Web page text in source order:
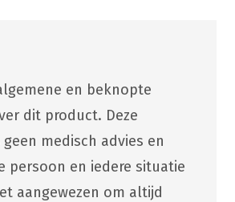
en beknopte
dit product. Deze
medisch advies en
persoon en iedere situatie
aangewezen om altijd